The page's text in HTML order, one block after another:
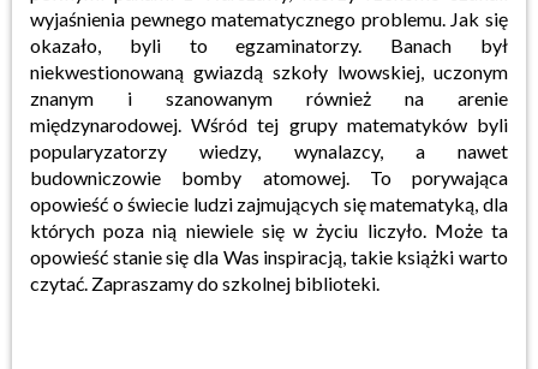
wyjaśnienia pewnego matematycznego problemu. Jak się
okazało, byli to egzaminatorzy. Banach był
niekwestionowaną gwiazdą szkoły lwowskiej, uczonym
znanym i szanowanym również na arenie
międzynarodowej. Wśród tej grupy matematyków byli
popularyzatorzy wiedzy, wynalazcy, a nawet
budowniczowie bomby atomowej. To porywająca
opowieść o świecie ludzi zajmujących się matematyką, dla
których poza nią niewiele się w życiu liczyło. Może ta
opowieść stanie się dla Was inspiracją, takie książki warto
czytać. Zapraszamy do szkolnej biblioteki.